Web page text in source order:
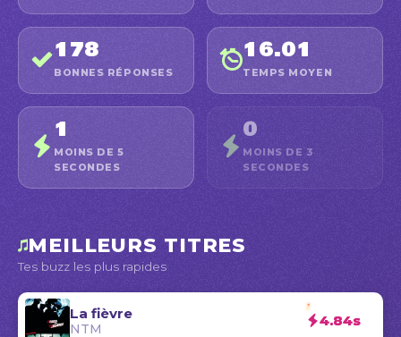
178
BONNES RÉPONSES
16.01
TEMPS MOYEN
1
MOINS DE 5
SECONDES
0
MOINS DE 3
SECONDES
MEILLEURS TITRES
Tes buzz les plus rapides
La fièvre
NTM 4.84s